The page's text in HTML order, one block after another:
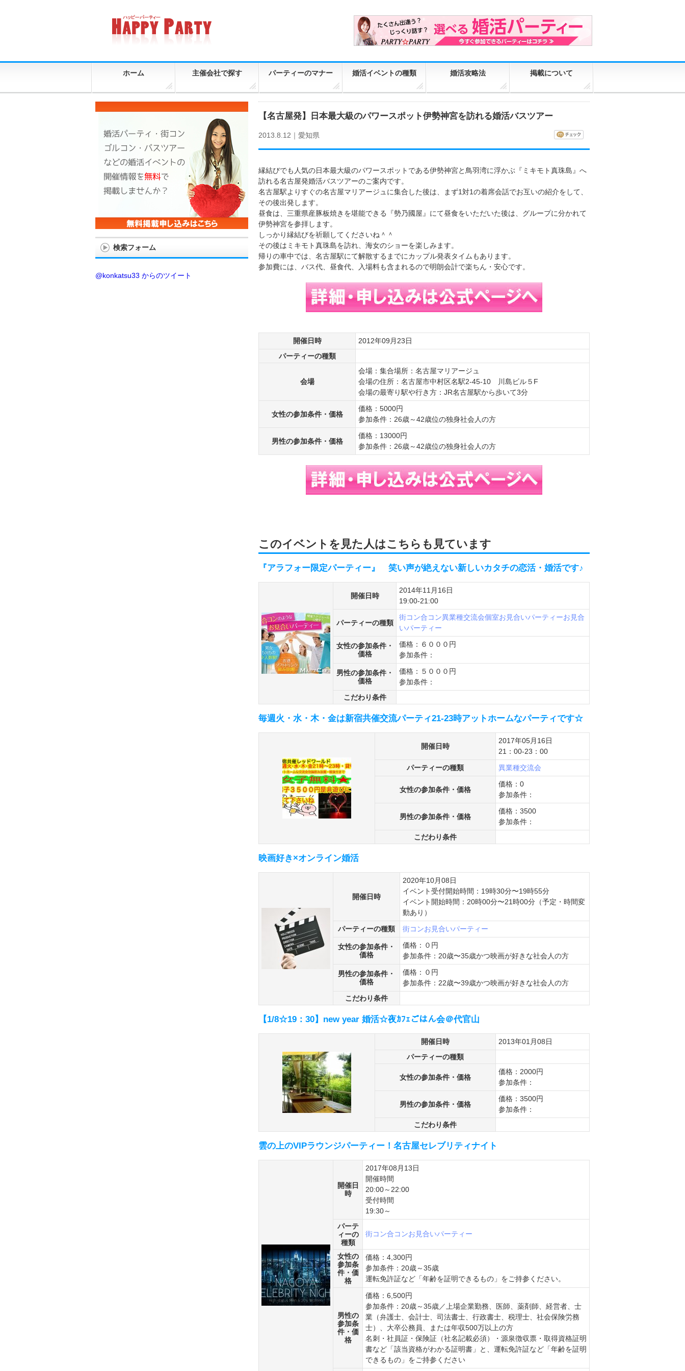
ホーム 主催会社で探す パーティーのマナー 婚活イベントの種類 婚活攻略法 掲載について
【名古屋発】日本最大級のパワースポット伊勢神宮を訪れる婚活バスツアー
2013.8.12｜ 愛知県
縁結びでも人気の日本最大級のパワースポットである伊勢神宮と鳥羽湾に浮かぶ『ミキモト真珠島』へ
訪れる名古屋発婚活バスツアーのご案内です。
名古屋駅よりすぐの名古屋マリアージュに集合した後は、まず1対1の着席会話でお互いの紹介をして、
その後出発します。
昼食は、三重県産豚板焼きを堪能できる『勢乃國屋』にて昼食をいただいた後は、グループに分かれて
伊勢神宮を参拝します。
しっかり縁結びを祈願してくださいね＾＾
その後はミキモト真珠島を訪れ、海女のショーを楽しみます。
帰りの車中では、名古屋駅にて解散するまでにカップル発表タイムもあります。
参加費には、バス代、昼食代、入場料も含まれるので明朗会計で楽ちん・安心です。
開催日時
2012年09月23日
パーティーの種類
会場
会場：集合場所：名古屋マリアージュ
会場の住所：名古屋市中村区名駅2-45-10 川島ビル５F
会場の最寄り駅や行き方：JR名古屋駅から歩いて3分
女性の参加条件・価格
価格：5000円
参加条件：26歳～42歳位の独身社会人の方
男性の参加条件・価格
価格：13000円
参加条件：26歳～42歳位の独身社会人の方
このイベントを見た人はこちらも見ています
『アラフォー限定パーティー』 笑い声が絶えない新しいカタチの恋活・婚活です♪
開催日時
2014年11月16日
19:00-21:00
パーティーの種類
街コン合コン異業種交流会個室お見合いパーティーお見合
いパーティー
女性の参加条件・
価格
価格：６０００円
参加条件：
男性の参加条件・
価格
価格：５０００円
参加条件：
こだわり条件
毎週火・水・木・金は新宿共催交流パーティ21-23時アットホームなパーティです☆
開催日時
2017年05月16日
21：00-23：00
パーティーの種類
異業種交流会
女性の参加条件・価格
価格：0
参加条件：
男性の参加条件・価格
価格：3500
参加条件：
こだわり条件
映画好き×オンライン婚活
開催日時
2020年10月08日
イベント受付開始時間：19時30分〜19時55分
イベント開始時間：20時00分〜21時00分（予定・時間変
動あり）
パーティーの種類
街コンお見合いパーティー
女性の参加条件・
価格
価格：０円
参加条件：20歳〜35歳かつ映画が好きな社会人の方
男性の参加条件・
価格
価格：０円
参加条件：22歳〜39歳かつ映画が好きな社会人の方
こだわり条件
【1/8☆19：30】new year 婚活☆夜ｶﾌｪごはん会＠代官山
開催日時
2013年01月08日
パーティーの種類
女性の参加条件・価格
価格：2000円
参加条件：
男性の参加条件・価格
価格：3500円
参加条件：
こだわり条件
雲の上のVIPラウンジパーティー！名古屋セレブリティナイト
開催日
時
2017年08月13日
開催時間
20:00～22:00
受付時間
19:30～
パーテ
ィーの
種類
街コン合コンお見合いパーティー
女性の
参加条
件・価
格
価格：4,300円
参加条件：20歳～35歳
運転免許証など「年齢を証明できるもの」をご持参ください。
男性の
参加条
件・価
格
価格：6,500円
参加条件：20歳～35歳／上場企業勤務、医師、薬剤師、経営者、士
業（弁護士、会計士、司法書士、行政書士、税理士、社会保険労務
士）、大卒公務員、または年収500万以上の方
名刺・社員証・保険証（社名記載必須）・源泉徴収票・取得資格証明
書など「該当資格がわかる証明書」と、運転免許証など「年齢を証明
できるもの」をご持参ください
検索フォーム
@konkatsu33 からのツイート